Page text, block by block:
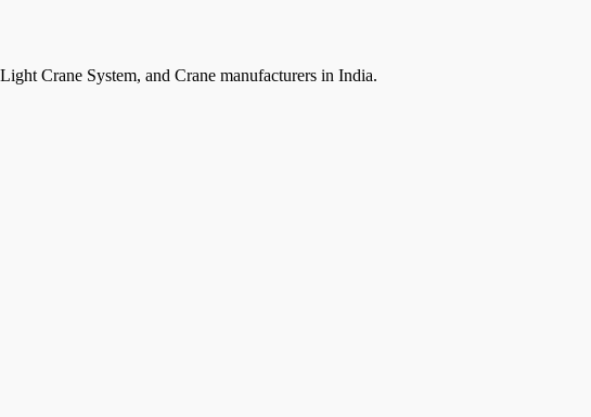
Crane System, and Crane manufacturers in India.